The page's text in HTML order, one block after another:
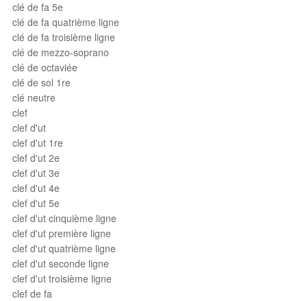
clé de fa 5e
clé de fa quatrième ligne
clé de fa troisième ligne
clé de mezzo-soprano
clé de octaviée
clé de sol 1re
clé neutre
clef
clef d'ut
clef d'ut 1re
clef d'ut 2e
clef d'ut 3e
clef d'ut 4e
clef d'ut 5e
clef d'ut cinquième ligne
clef d'ut première ligne
clef d'ut quatrième ligne
clef d'ut seconde ligne
clef d'ut troisième ligne
clef de fa